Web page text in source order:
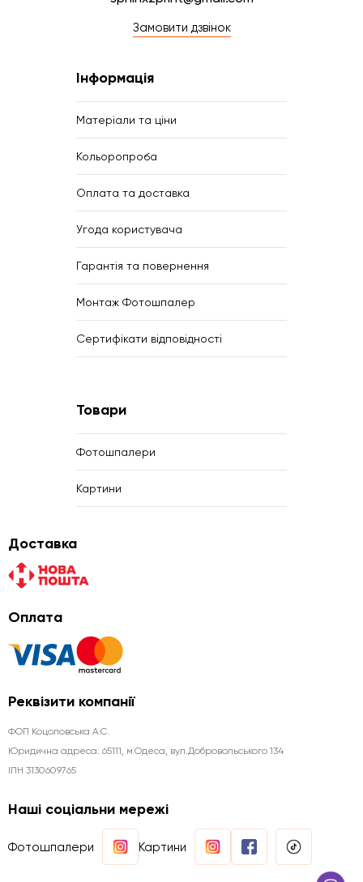
Замовити дзвінок
Інформація
Матеріали та ціни
Кольоропроба
Оплата та доставка
Угода користувача
Гарантія та повернення
Монтаж Фотошпалер
Сертифікати відповідності
Товари
Фотошпалери
Картини
Доставка
Оплата
Реквізити компанії
ФОП Коцоловська А.С.
Юридична aдреса: 65111, м.Одеса, вул.Добровольського 134
ІПН 3130609765
Наші соціальни мережі
Фотошпалери Картини